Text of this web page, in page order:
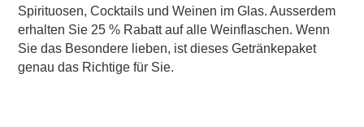
Spirituosen, Cocktails und Weinen im Glas. Ausserdem
erhalten Sie 25 % Rabatt auf alle Weinflaschen. Wenn
Sie das Besondere lieben, ist dieses Getränkepaket
genau das Richtige für Sie.